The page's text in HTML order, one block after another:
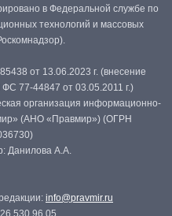
в Федеральной службе по
технологий и массовых
от 13.06.2023 г. (внесение
77-44847 от 03.05.2011 г.)
организация информационно-
(АНО «Правмир») (ОГРН
Данилова А.А.
info@pravmir.ru
530 96 05